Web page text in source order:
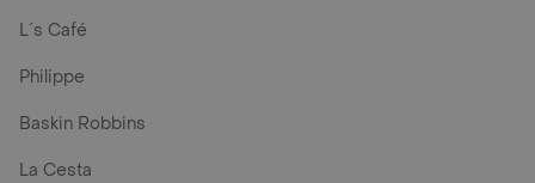
L´s Café
Philippe
Baskin Robbins
La Cesta